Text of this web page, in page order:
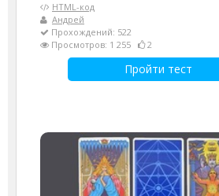
HTML-код
Андрей
Прохождений: 522
Просмотров: 1 255
2
Пройти тест